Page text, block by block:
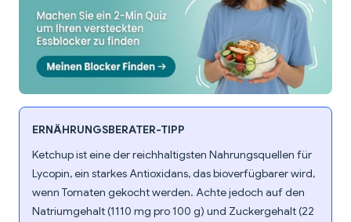
ERNÄHRUNGSBERATER-TIPP
Ketchup ist eine der reichhaltigsten Nahrungsquellen für
Lycopin, ein starkes Antioxidans, das bioverfügbarer wird,
wenn Tomaten gekocht werden. Achte jedoch auf den
Natriumgehalt (1110 mg pro 100 g) und Zuckergehalt (22